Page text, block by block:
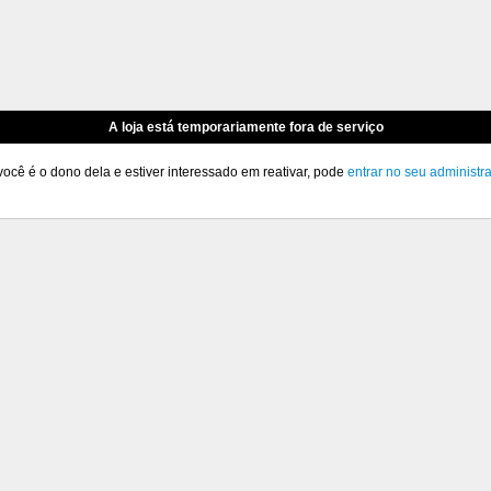
A loja está temporariamente fora de serviço
é o dono dela e estiver interessado em reativar, pode entrar no seu